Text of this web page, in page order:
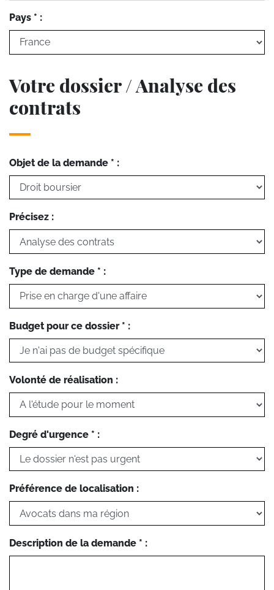
Pays * :
Votre dossier / Analyse des
contrats
Objet de la demande * :
Précisez :
Type de demande * :
Budget pour ce dossier * :
Volonté de réalisation :
Degré d'urgence * :
Préférence de localisation :
Description de la demande * :